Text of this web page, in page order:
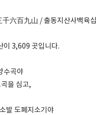
六百九山 / 출동지산사백육십
이 3,609 곳입니다.
수곡야
을 심고,
발 도폐지소기야